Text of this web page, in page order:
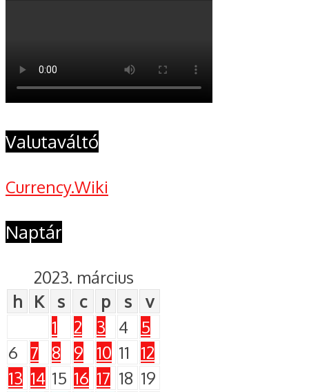
Valutaváltó
Currency.Wiki
Naptár
2023. március
h
K s c p s
v
1
2 3 4
5
6
7 8 9 10 11
12
13 14 15 16 17 18 19